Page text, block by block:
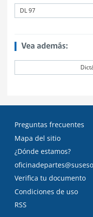
DL 97
Vea además:
Preguntas frecuentes
Mapa del sitio
¿Dónde estamos?
Verifica tu documento
Condiciones de uso
RSS